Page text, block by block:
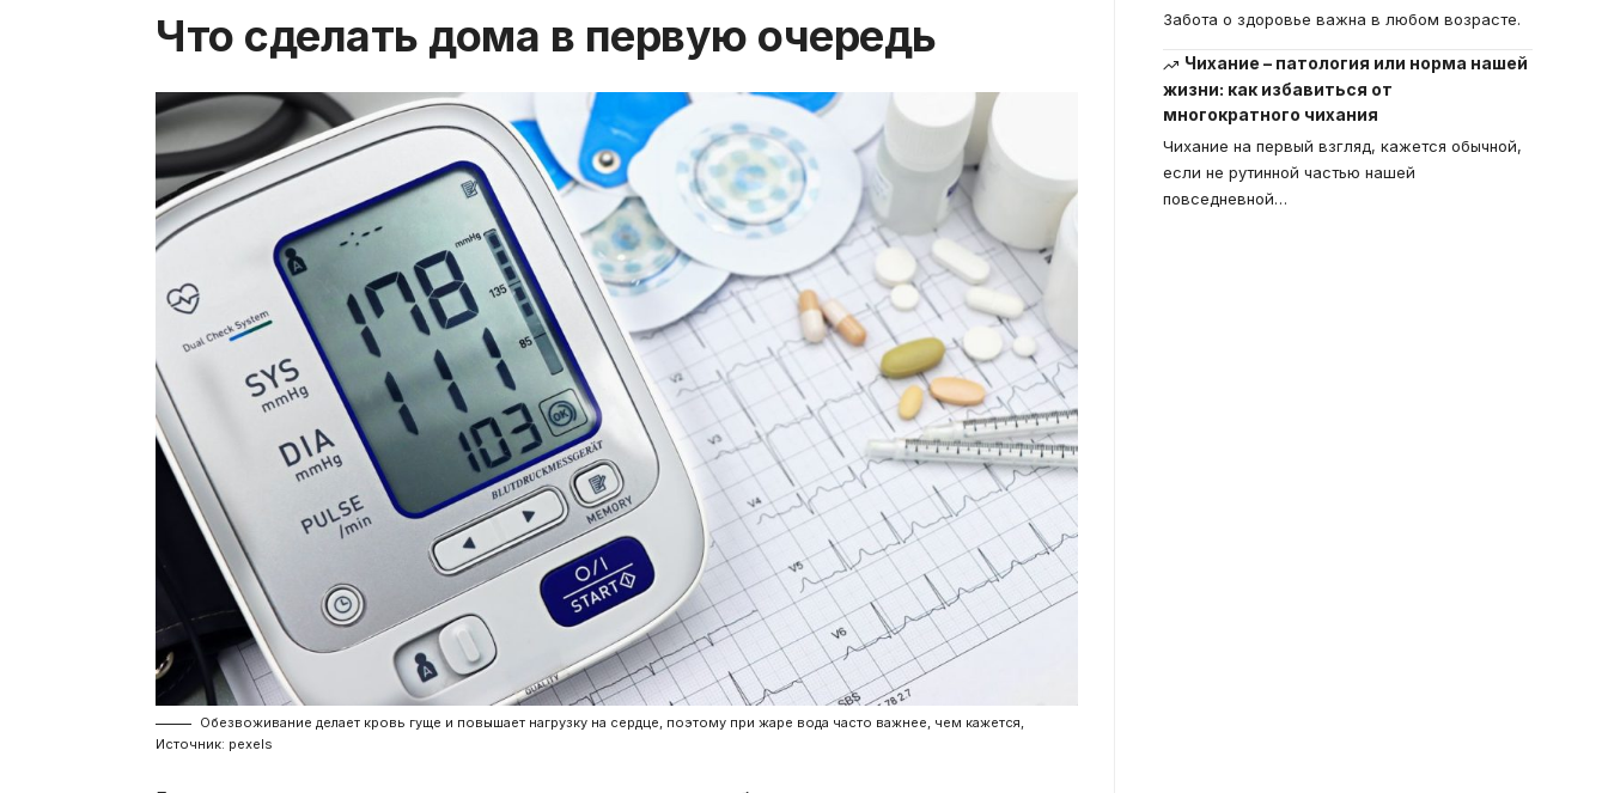
Что сделать дома в первую очередь
Обезвоживание делает кровь гуще и повышает нагрузку на сердце, поэтому при жаре вода часто важнее, чем кажется,
Источник: pexels
Забота о здоровье важна в любом возрасте.
Чихание – патология или норма нашей
жизни: как избавиться от
многократного чихания
Чихание на первый взгляд, кажется обычной,
если не рутинной частью нашей
повседневной…